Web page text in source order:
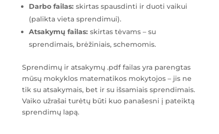
Darbo failas: skirtas spausdinti ir duoti vaikui
(palikta vieta sprendimui).
Atsakymų failas: skirtas tėvams – su
sprendimais, brėžiniais, schemomis.
Sprendimų ir atsakymų .pdf failas yra parengtas
mūsų mokyklos matematikos mokytojos – jis ne
tik su atsakymais, bet ir su išsamiais sprendimais.
Vaiko užrašai turėtų būti kuo panašesni į pateiktą
sprendimų lapą.